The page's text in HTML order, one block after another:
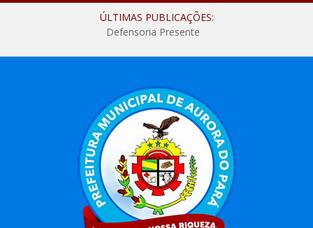
ÚLTIMAS PUBLICAÇÕES:
Defensoria Presente